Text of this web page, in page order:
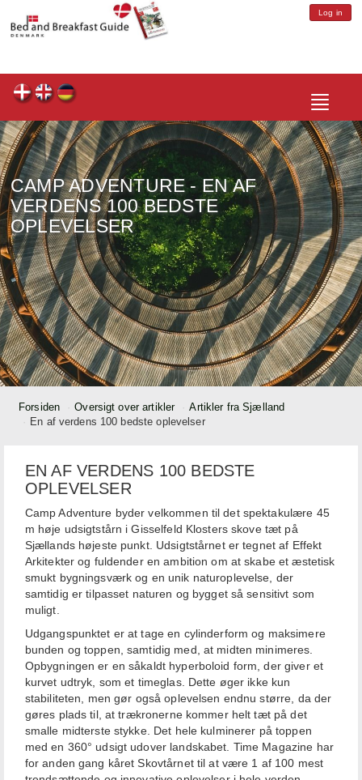
Log in
Toggle
CAMP ADVENTURE - EN AF
VERDENS 100 BEDSTE
OPLEVELSER
Forsiden Oversigt over artikler
Artikler fra Sjælland
En af verdens 100 bedste oplevelser
EN AF VERDENS 100 BEDSTE
OPLEVELSER
Camp Adventure byder velkommen til det spektakulære 45
m høje udsigtstårn i Gisselfeld Klosters skove tæt på
Sjællands højeste punkt. Udsigtstårnet er tegnet af Effekt
Arkitekter og fuldender en ambition om at skabe et æstetisk
smukt bygningsværk og en unik naturoplevelse, der
samtidig er tilpasset naturen og bygget så sensitivt som
muligt.
Udgangspunktet er at tage en cylinderform og maksimere
bunden og toppen, samtidig med, at midten minimeres.
Opbygningen er en såkaldt hyperboloid form, der giver et
kurvet udtryk, som et timeglas. Dette øger ikke kun
stabiliteten, men gør også oplevelsen endnu større, da der
gøres plads til, at trækronerne kommer helt tæt på det
smalle midterste stykke. Det hele kulminerer på toppen
med en 360° udsigt udover landskabet. Time Magazine har
for anden gang kåret Skovtårnet til at være 1 af 100 mest